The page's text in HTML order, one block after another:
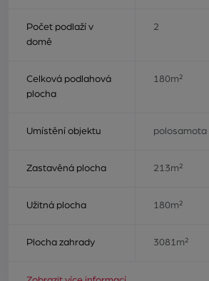
Počet podlaží v
domě
2
Celková podlahová
plocha
180m²
Umístění objektu polosamota
Zastavěná plocha 213m²
Užitná plocha 180m²
Plocha zahrady 3081m²